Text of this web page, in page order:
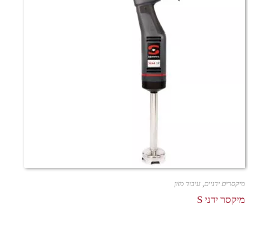
מיקסרים ידניים, עיבוד מזון
מיקסר ידני S